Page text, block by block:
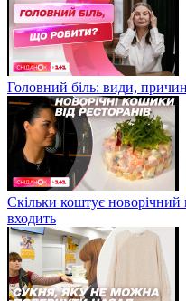
Головний біль: види,
Скільки коштує новорічний
входить